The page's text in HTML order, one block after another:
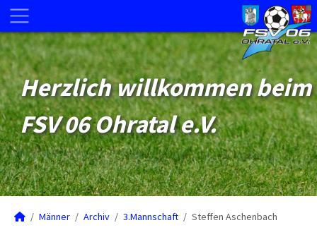
Herzlich willkommen beim
FSV 06 Ohratal e.V.
Männer Archiv 3.Mannschaft Steffen Aschenbach